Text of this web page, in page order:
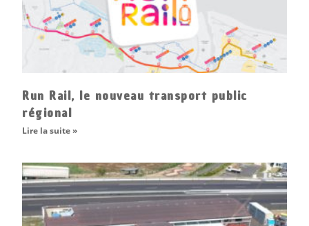
Run Rail, le nouveau transport public
régional
Lire la suite »